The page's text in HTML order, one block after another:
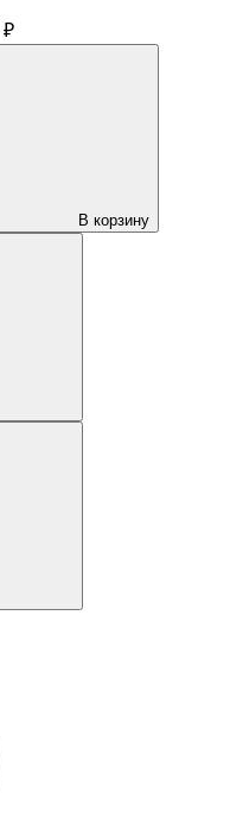
₽
В корзину